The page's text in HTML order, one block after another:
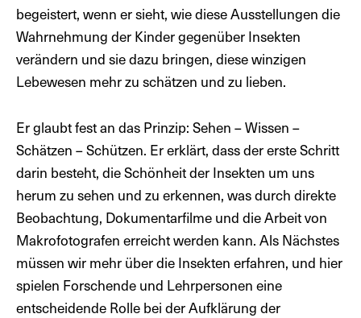
begeistert, wenn er sieht, wie diese Ausstellungen die
Wahrnehmung der Kinder gegenüber Insekten
verändern und sie dazu bringen, diese winzigen
Lebewesen mehr zu schätzen und zu lieben.
Er glaubt fest an das Prinzip: Sehen – Wissen –
Schätzen – Schützen. Er erklärt, dass der erste Schritt
darin besteht, die Schönheit der Insekten um uns
herum zu sehen und zu erkennen, was durch direkte
Beobachtung, Dokumentarfilme und die Arbeit von
Makrofotografen erreicht werden kann. Als Nächstes
müssen wir mehr über die Insekten erfahren, und hier
spielen Forschende und Lehrpersonen eine
entscheidende Rolle bei der Aufklärung der